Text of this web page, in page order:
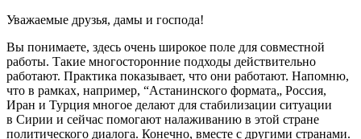
Уважаемые друзья, дамы и господа!
Вы понимаете, здесь очень широкое поле для совместной
работы. Такие многосторонние подходы действительно
работают. Практика показывает, что они работают. Напомню,
что в рамках, например, “Астанинского формата„ Россия,
Иран и Турция многое делают для стабилизации ситуации
в Сирии и сейчас помогают налаживанию в этой стране
политического диалога. Конечно, вместе с другими странами.